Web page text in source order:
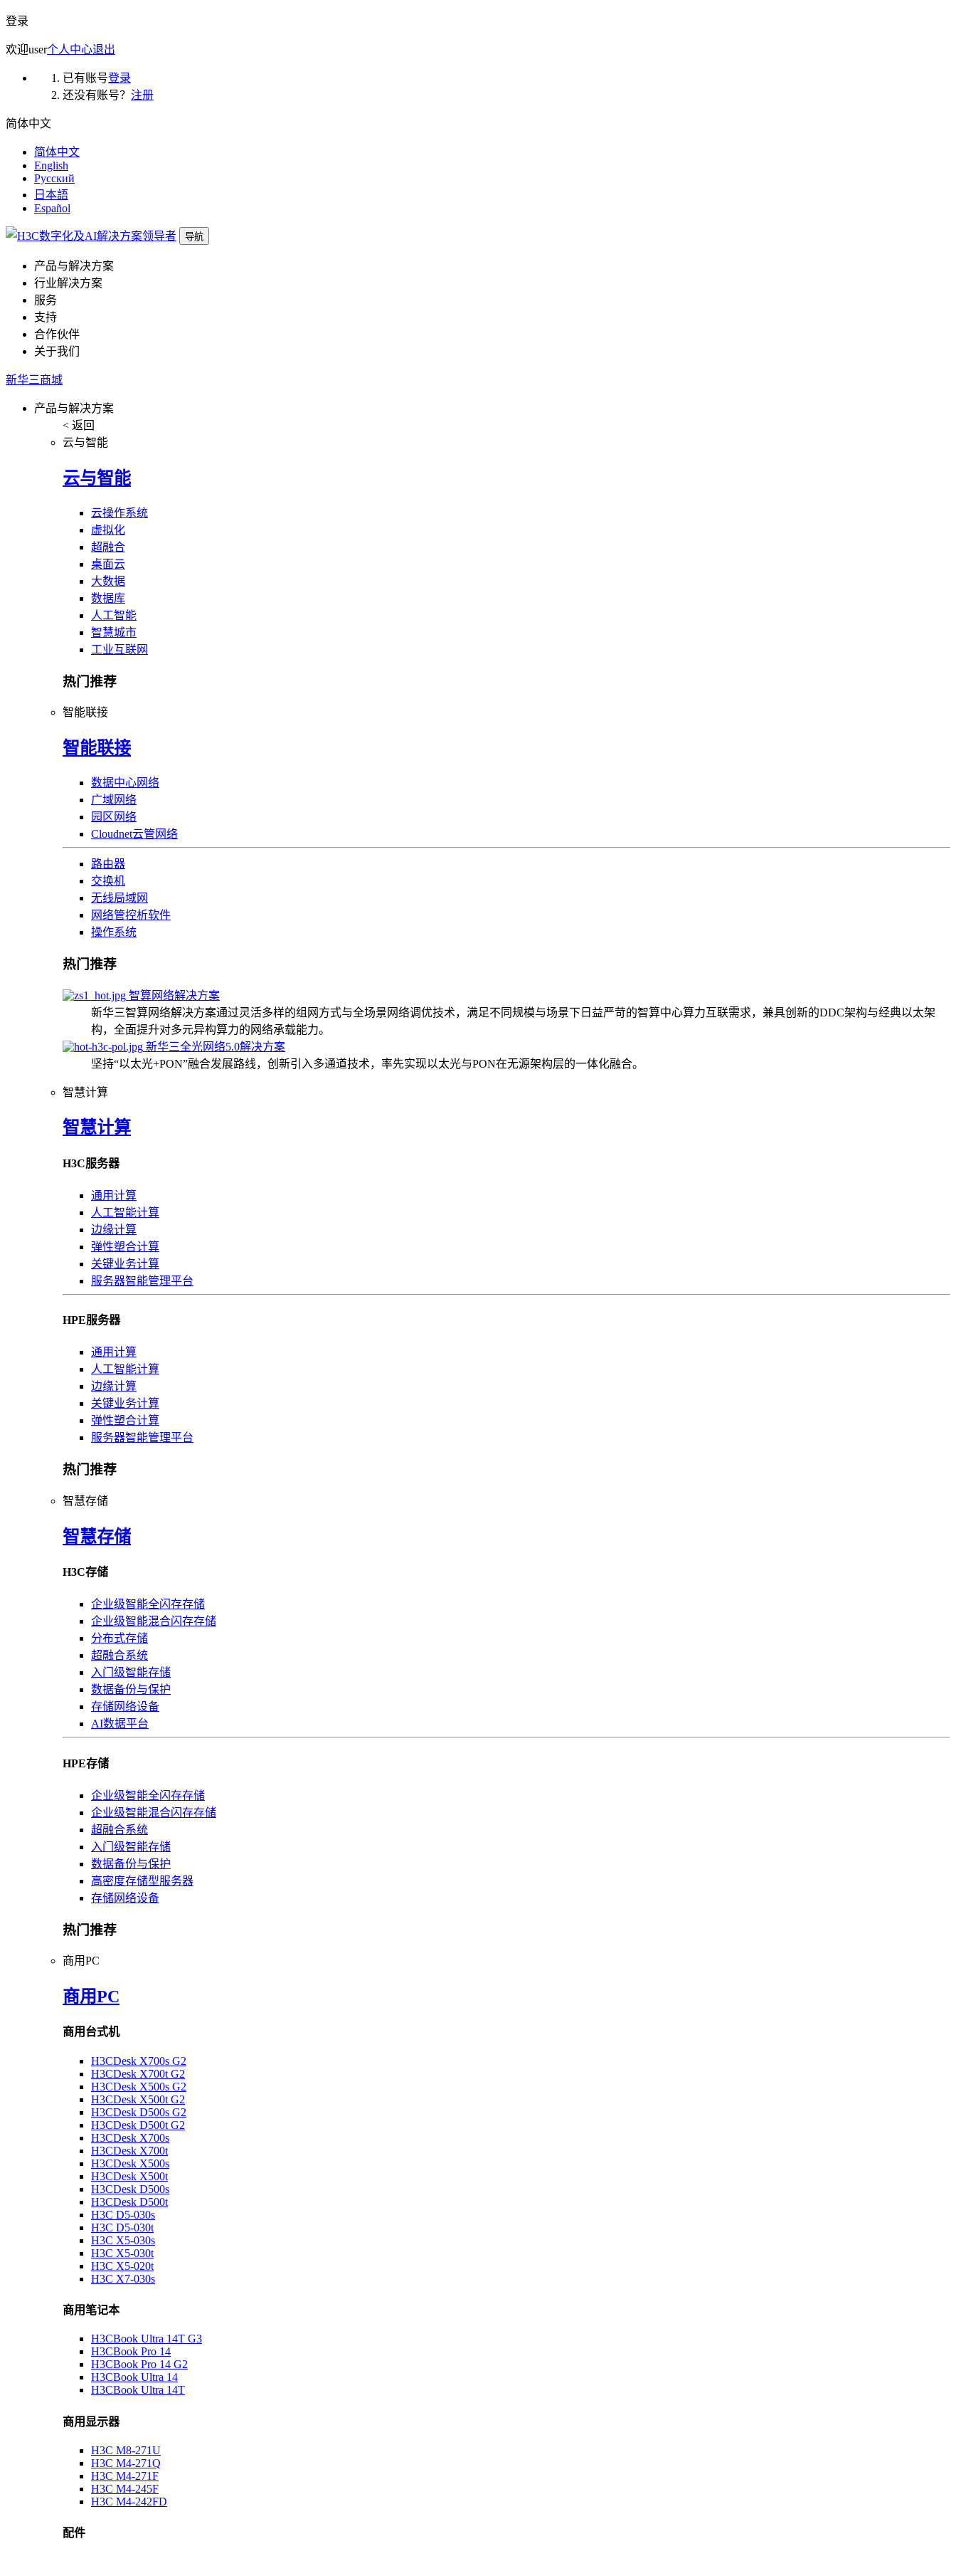
登录
欢迎user个人中心退出
已有账号登录
还没有账号？ 注册
简体中文
简体中文
English
Русский
日本語
Español
导航
产品与解决方案
行业解决方案
服务
支持
合作伙伴
关于我们
新华三商城
产品与解决方案
< 返回
云与智能
云与智能
云操作系统
虚拟化
超融合
桌面云
大数据
数据库
人工智能
智慧城市
工业互联网
热门推荐
智能联接
智能联接
数据中心网络
广域网络
园区网络
Cloudnet云管网络
路由器
交换机
无线局域网
网络管控析软件
操作系统
热门推荐
智算网络解决方案
新华三智算网络解决方案通过灵活多样的组网方式与全场景网络调优技术，满足不同规模与场景下日益严苛的智算中心算力互联需求，兼具创新的DDC架构与经典以太架
构，全面提升对多元异构算力的网络承载能力。
新华三全光网络5.0解决方案
坚持“以太光+PON”融合发展路线，创新引入多通道技术，率先实现以太光与PON在无源架构层的一体化融合。
智慧计算
智慧计算
H3C服务器
通用计算
人工智能计算
边缘计算
弹性塑合计算
关键业务计算
服务器智能管理平台
HPE服务器
通用计算
人工智能计算
边缘计算
关键业务计算
弹性塑合计算
服务器智能管理平台
热门推荐
智慧存储
智慧存储
H3C存储
企业级智能全闪存存储
企业级智能混合闪存存储
分布式存储
超融合系统
入门级智能存储
数据备份与保护
存储网络设备
AI数据平台
HPE存储
企业级智能全闪存存储
企业级智能混合闪存存储
超融合系统
入门级智能存储
数据备份与保护
高密度存储型服务器
存储网络设备
热门推荐
商用PC
商用PC
商用台式机
H3CDesk X700s G2
H3CDesk X700t G2
H3CDesk X500s G2
H3CDesk X500t G2
H3CDesk D500s G2
H3CDesk D500t G2
H3CDesk X700s
H3CDesk X700t
H3CDesk X500s
H3CDesk X500t
H3CDesk D500s
H3CDesk D500t
H3C D5-030s
H3C D5-030t
H3C X5-030s
H3C X5-030t
H3C X5-020t
H3C X7-030s
商用笔记本
H3CBook Ultra 14T G3
H3CBook Pro 14
H3CBook Pro 14 G2
H3CBook Ultra 14
H3CBook Ultra 14T
商用显示器
H3C M8-271U
H3C M4-271Q
H3C M4-271F
H3C M4-245F
H3C M4-242FD
配件